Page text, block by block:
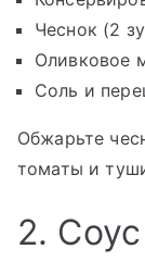
Чеснок (2
Оливковое
Соль и
Обжарьте
томаты и
2.